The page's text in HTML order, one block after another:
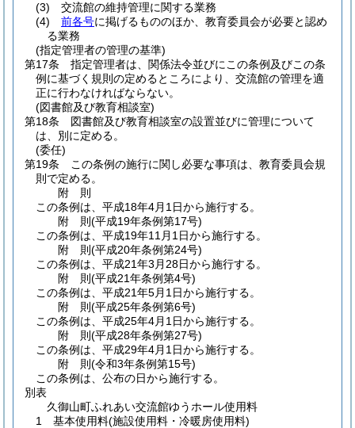
(3)
交流館の維持管理に関する業務
(4)
前各号に掲げるもののほか、教育委員会が必要と認め
る業務
(指定管理者の管理の基準)
第17条
指定管理者は、関係法令並びにこの条例及びこの条
例に基づく規則の定めるところにより、交流館の管理を適
正に行わなければならない。
(図書館及び教育相談室)
第18条
図書館及び教育相談室の設置並びに管理について
は、別に定める。
(委任)
第19条
この条例の施行に関し必要な事項は、教育委員会規
則で定める。
附 則
この条例は、平成18年4月1日から施行する。
附 則(平成19年条例第17号)
この条例は、平成19年11月1日から施行する。
附 則(平成20年条例第24号)
この条例は、平成21年3月28日から施行する。
附 則(平成21年条例第4号)
この条例は、平成21年5月1日から施行する。
附 則(平成25年条例第6号)
この条例は、平成25年4月1日から施行する。
附 則(平成28年条例第27号)
この条例は、平成29年4月1日から施行する。
附 則(令和3年条例第15号)
この条例は、公布の日から施行する。
別表
久御山町ふれあい交流館ゆうホール使用料
1 基本使用料(施設使用料・冷暖房使用料)